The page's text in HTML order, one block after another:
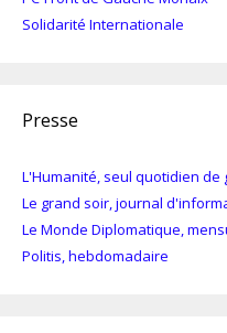
Solidarité Internationale
Presse
L'Humanité, seul quotidien
Le grand soir, journal
Le Monde Diplomatique,
Politis, hebdomadaire